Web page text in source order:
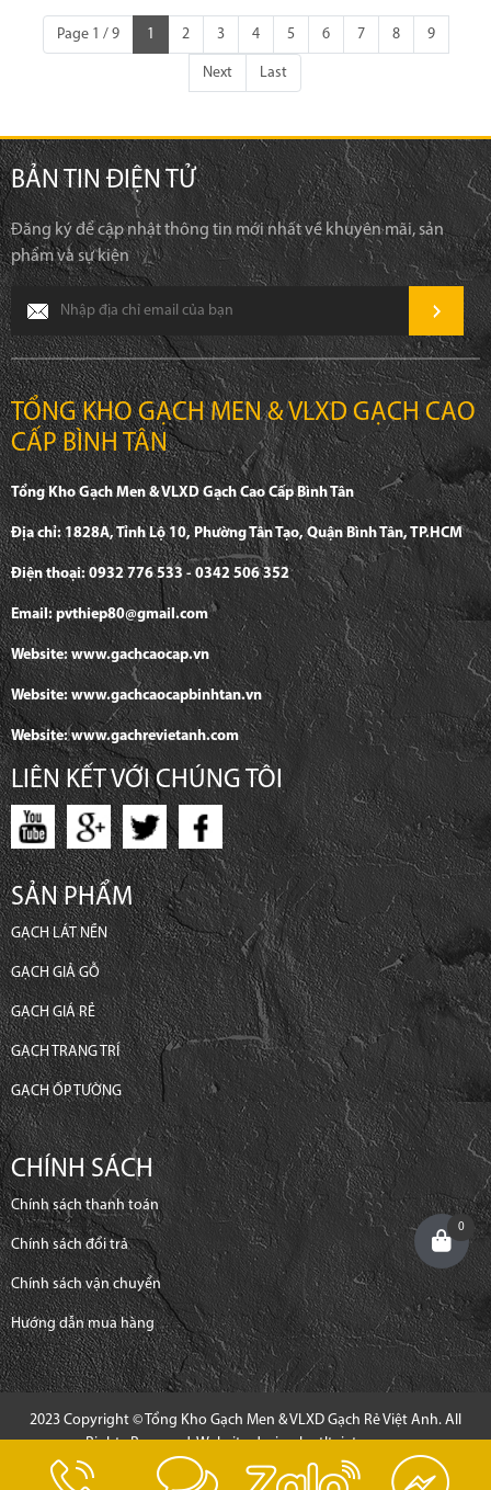
Page 1 / 9 1 2 3 4 5 6 7 8 9
Next Last
BẢN TIN ĐIỆN TỬ
Đăng ký để cập nhật thông tin mới nhất về khuyên mãi, sản
phẩm và sự kiện
TỔNG KHO GẠCH MEN & VLXD GẠCH CAO
CẤP BÌNH TÂN
Tổng Kho Gạch Men & VLXD Gạch Cao Cấp Bình Tân
Địa chỉ: 1828A, Tỉnh Lộ 10, Phường Tân Tạo, Quận Bình Tân, TP.HCM
Điện thoại: 0932 776 533 - 0342 506 352
Email: pvthiep80@gmail.com
Website: www.gachcaocap.vn
Website: www.gachcaocapbinhtan.vn
Website: www.gachrevietanh.com
LIÊN KẾT VỚI CHÚNG TÔI
SẢN PHẨM
GẠCH LÁT NỀN
GẠCH GIẢ GỖ
GẠCH GIÁ RẺ
GẠCH TRANG TRÍ
GẠCH ỐP TƯỜNG
CHÍNH SÁCH
Chính sách thanh toán
Chính sách đổi trả
Chính sách vận chuyển
Hướng dẫn mua hàng
2023 Copyright © Tổng Kho Gạch Men & VLXD Gạch Rẻ Việt Anh. All
Rights Reserved. Website design bytltvietnam.vn
0